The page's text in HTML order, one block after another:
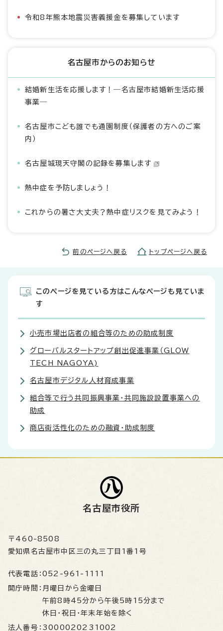
令和8年熊本地震災害義援金を募集しています
名古屋市からのお知らせ
結婚新生活を応援します！―名古屋市結婚新生活応援
事業―
名古屋市こども誰でも通園制度（保護者の方へのご案
内）
名古屋城現天守閣の記録を募集します
熱中症を予防しましょう！
これからの暑さ大丈夫？熱中症リスクを見てみよう！
前のページへ戻る トップページへ戻る
このページを見ている方はこんなページも見ていま
す
小売市場出店者の組合等のための助成制度
グローバルスタートアップ創出促進事業（GLOW
TECH NAGOYA)
名古屋市デジタル人材育成事業
組合等で行う共同振興事業・共同施設設置事業への
助成
商店街活性化のための融資・助成制度
名古屋市役所
〒460-8508
愛知県名古屋市中区三の丸三丁目1番1号
代表電話： 052-961-1111
開庁時間： 月曜日から金曜日
午前8時45分から午後5時15分まで
休日・祝日・年末年始を除く
法人番号： 3000020231002